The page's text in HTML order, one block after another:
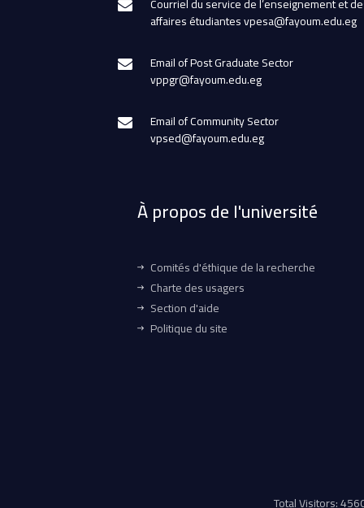
affaires étudiantes vpesa@fayoum.edu.eg
Email of Post Graduate Sector
vppgr@fayoum.edu.eg
Email of Community Sector
vpsed@fayoum.edu.eg
À propos de l'université
Comités d'éthique de la recherche
Charte des usagers
Section d'aide
Politique du site
Total Visitors: